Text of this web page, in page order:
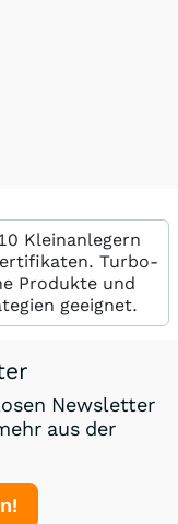
Kleinanlegern
Turbo-
Produkte und
geeignet.
Newsletter
aus der